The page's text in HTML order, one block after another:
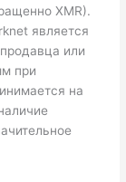
XMR).
является
или
при
на